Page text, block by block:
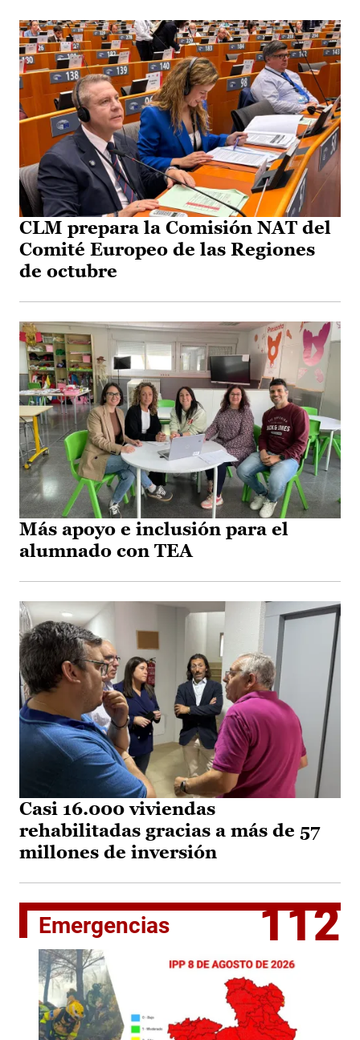
CLM prepara la Comisión NAT del
Comité Europeo de las Regiones
de octubre
Más apoyo e inclusión para el
alumnado con TEA
Casi 16.000 viviendas
rehabilitadas gracias a más de 57
millones de inversión
Emergencias 112